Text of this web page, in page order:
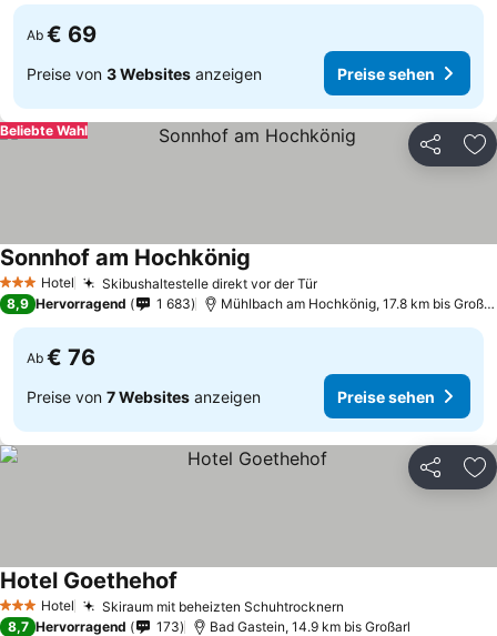
Ab € 69
Preise von 3 Websites anzeigen Preise sehen
Teilen
Beliebte Wahl
3 SterneHotel Skibushaltestelle direkt vor der Tür
Sonnhof am Hochkönig
8,9 Hervorragend 1 683 Mühlbach am Hochkönig, 17.8 km bis Großarl
Ab € 76
Preise von 7 Websites anzeigen Preise sehen
Teilen
3 SterneHotel Skiraum mit beheizten Schuhtrocknern
Hotel Goethehof
8,7 Hervorragend 173 Bad Gastein, 14.9 km bis Großarl